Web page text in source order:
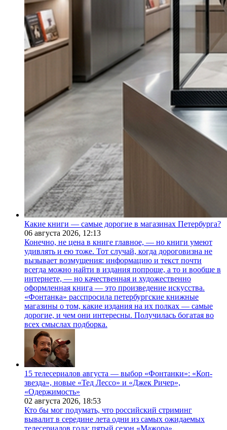
Какие книги — самые дорогие в магазинах Петербурга?
06 августа 2026, 12:13
Конечно, не цена в книге главное, — но книги умеют
удивлять и ею тоже. Тот случай, когда дороговизна не
вызывает возмущения: информацию и текст почти
всегда можно найти в издания попроще, а то и вообще в
интернете, — но качественная и художественно
оформленная книга — это произведение искусства.
«Фонтанка» расспросила петербургские книжные
магазины о том, какие издания на их полках — самые
дорогие, и чем они интересны. Получилась богатая во
всех смыслах подборка.
15 телесериалов августа — выбор «Фонтанки»: «Коп-
звезда», новые «Тед Лессо» и «Джек Ричер»,
«Одержимость»
02 августа 2026, 18:53
Кто бы мог подумать, что российский стриминг
вывалит в середине лета одни из самых ожидаемых